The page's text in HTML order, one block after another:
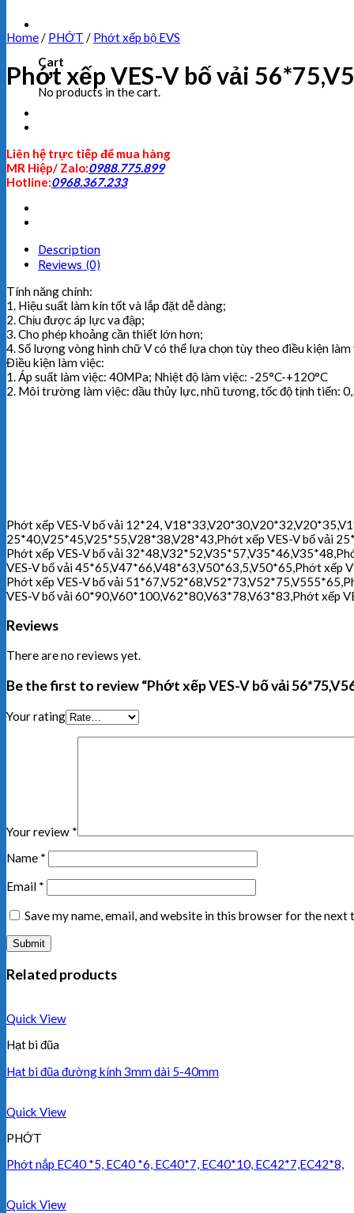
Cart
No products in the cart.
Home/ PHỚT / Phớt xếp bộ EVS
Phớt xếp VES-V bố vải
Liên hệ trực tiếp để mua hàng
MR Hiệp/ Zalo:0988.775.899
Hotline:0968.367.233
Description
Reviews (0)
Tính năng chính:
1. Hiệu suất làm kín tốt và lắp đặt dễ dàng;
2. Chịu được áp lực va đập;
3. Cho phép khoảng cần thiết lớn hơn;
4. Số lượng vòng hình chữ V có thể lựa chọn tùy theo điều kiện
Điều kiện làm việc:
1. Áp suất làm việc: 40MPa; Nhiệt độ làm việc: -25°C-+120°C
2. Môi trường làm việc: dầu thủy lực, nhũ tương, tốc độ tịnh tiến:
Phớt xếp VES-V bố vải 12*24,
25*40,V25*45,V25*55,V28*38,V28*43,Phớt xếp VES-V bố vải
Phớt xếp VES-V bố vải
VES-V bố vải 45*65,V47*66,V48*63,V50*63,5,V50*65,Phớt xếp
Phớt xếp VES-V bố vải
VES-V bố vải 60*90,V60*100,V62*80,V63*78,V63*83,Phớt xếp
Reviews
There are no reviews yet.
Be the first to review “Phớt xếp VES-V bố vải
Your rating
Your review *
Name *
Email *
Save my name, email, and website in this browser for the next
Related products
Quick View
Hạt bi đũa
Hạt bi đũa đường kính 3mm dài 5-40mm
Quick View
PHỚT
Phớt nắp EC40 *5, EC40 *6, EC40*7, EC40*10, EC42*7,EC42*8,
Quick View